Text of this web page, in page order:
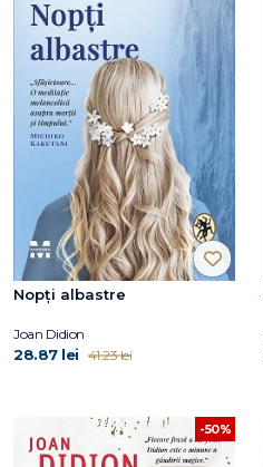
Nopți albastre
Joan Didion
28.87 lei 41.23 lei
-50%